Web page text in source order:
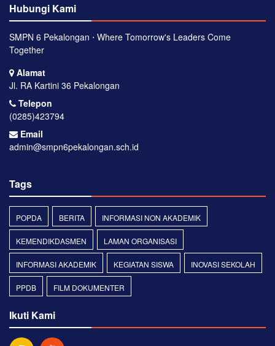
Hubungi Kami
SMPN 6 Pekalongan ⋅ Where Tomorrow's Leaders Come
Together
Alamat
Jl. RA Kartini 36 Pekalongan
Telepon
(0285)423794
Email
admin@smpn6pekalongan.sch.id
Tags
POPDA BERITA INFORMASI NON AKADEMIK
KEMENDIKDASMEN LAMAN ORGANISASI
INFORMASI AKADEMIK KEGIATAN SISWA INOVASI SEKOLAH
PPDB FILM DOKUMENTER
Ikuti Kami